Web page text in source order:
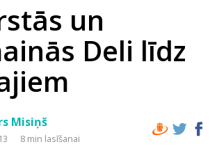
un
Deli līdz
Misiņš
8 min lasīšanai